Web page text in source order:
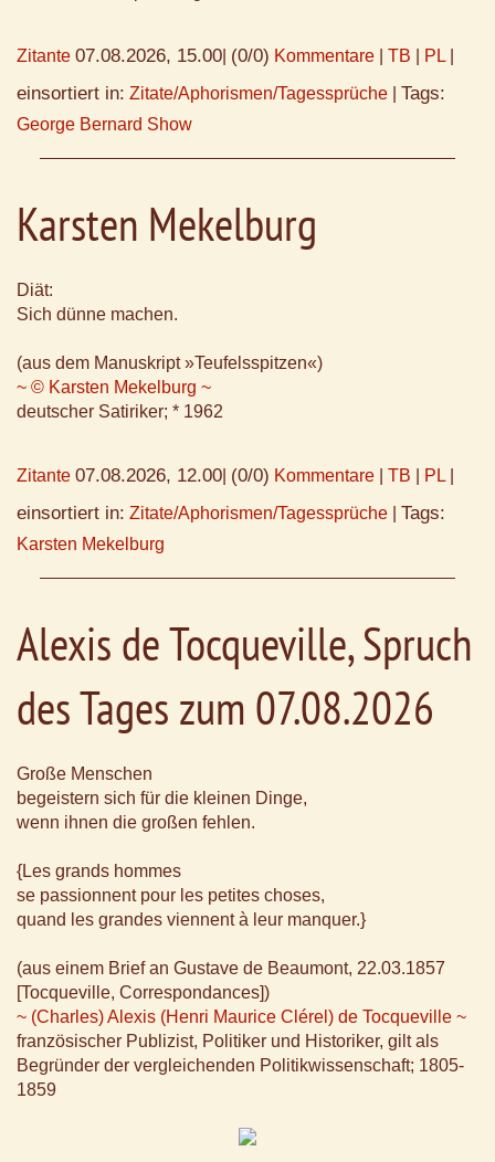
Zitante 07.08.2026, 15.00 (0/0) Kommentare TB PL
einsortiert in: Zitate/Aphorismen/Tagessprüche Tags:
George Bernard Show
Karsten Mekelburg
Diät:
Sich dünne machen.
(aus dem Manuskript »Teufelsspitzen«)
~ © Karsten Mekelburg ~
deutscher Satiriker; * 1962
Zitante 07.08.2026, 12.00 (0/0) Kommentare TB PL
einsortiert in: Zitate/Aphorismen/Tagessprüche Tags:
Karsten Mekelburg
Alexis de Tocqueville, Spruch
des Tages zum 07.08.2026
Große Menschen
begeistern sich für die kleinen Dinge,
wenn ihnen die großen fehlen.
{Les grands hommes
se passionnent pour les petites choses,
quand les grandes viennent à leur manquer.}
(aus einem Brief an Gustave de Beaumont, 22.03.1857
[Tocqueville, Correspondances])
~ (Charles) Alexis (Henri Maurice Clérel) de Tocqueville ~
französischer Publizist, Politiker und Historiker, gilt als
Begründer der vergleichenden Politikwissenschaft; 1805-
1859